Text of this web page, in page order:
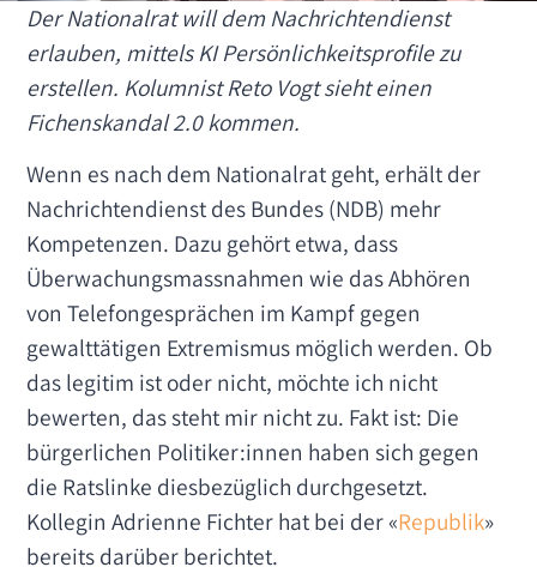
Der Nationalrat will dem Nachrichtendienst
erlauben, mittels KI Persönlichkeitsprofile zu
erstellen. Kolumnist Reto Vogt sieht einen
Fichenskandal 2.0 kommen.
Wenn es nach dem Nationalrat geht, erhält der
Nachrichtendienst des Bundes (NDB) mehr
Kompetenzen. Dazu gehört etwa, dass
Überwachungsmassnahmen wie das Abhören
von Telefongesprächen im Kampf gegen
gewalttätigen Extremismus möglich werden. Ob
das legitim ist oder nicht, möchte ich nicht
bewerten, das steht mir nicht zu. Fakt ist: Die
bürgerlichen Politiker:innen haben sich gegen
die Ratslinke diesbezüglich durchgesetzt.
Kollegin Adrienne Fichter hat bei der «Republik»
bereits darüber berichtet.